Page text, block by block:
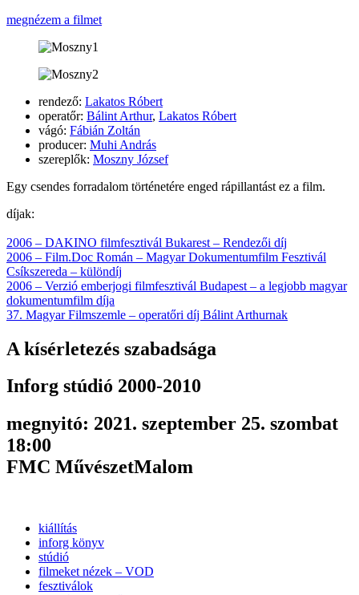
megnézem a filmet
rendező: Lakatos Róbert
operatőr: Bálint Arthur, Lakatos Róbert
vágó: Fábián Zoltán
producer: Muhi András
szereplők: Moszny József
Egy csendes forradalom történetére enged rápillantást ez a film.
díjak:
2006 – DAKINO filmfesztivál Bukarest – Rendezői díj
2006 – Film.Doc Román – Magyar Dokumentumfilm Fesztivál
Csíkszereda – különdíj
2006 – Verzió emberjogi filmfesztivál Budapest – a legjobb magyar
dokumentumfilm díja
37. Magyar Filmszemle – operatőri díj Bálint Arthurnak
A kísérletezés szabadsága
Inforg stúdió 2000-2010
megnyitó: 2021. szeptember 25. szombat
18:00
FMC MűvészetMalom
kiállítás
inforg könyv
stúdió
filmeket nézek – VOD
fesztiválok